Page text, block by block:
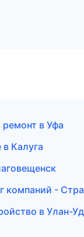
в Уфа
Калуга
компаний -
в Улан-